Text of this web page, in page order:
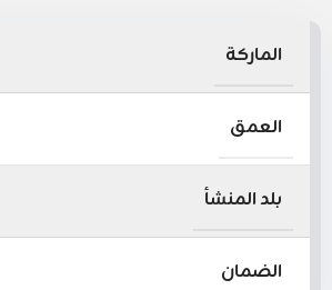
الماركة
العمق
بلد المنشأ
الضمان